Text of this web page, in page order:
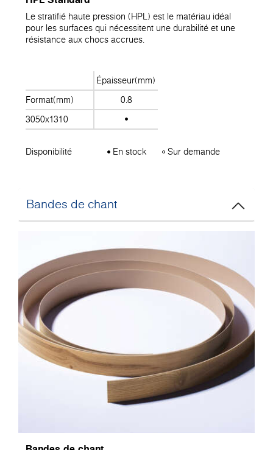
Le stratifié haute pression (HPL) est le matériau idéal
pour les surfaces qui nécessitent une durabilité et une
résistance aux chocs accrues.
Épaisseur(mm)
Format(mm)
0.8
3050x1310
Disponibilité En stock Sur demande
Bandes de chant